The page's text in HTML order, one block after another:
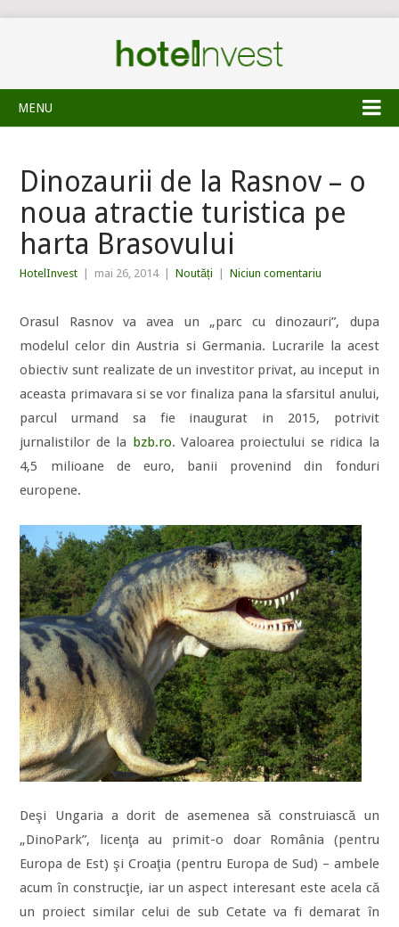
MENU
Dinozaurii de la Rasnov – o
noua atractie turistica pe
harta Brasovului
HotelInvest mai 26, 2014 Noutăți Niciun comentariu
Orasul Rasnov va avea un „parc cu dinozauri”, dupa
modelul celor din Austria si Germania. Lucrarile la acest
obiectiv sunt realizate de un investitor privat, au inceput in
aceasta primavara si se vor finaliza pana la sfarsitul anului,
parcul urmand sa fie inaugurat in 2015, potrivit
jurnalistilor de la bzb.ro. Valoarea proiectului se ridica la
4,5 milioane de euro, banii provenind din fonduri
europene.
Deşi Ungaria a dorit de asemenea să construiască un
„DinoPark”, licenţa au primit-o doar România (pentru
Europa de Est) şi Croaţia (pentru Europa de Sud) – ambele
acum în construcţie, iar un aspect interesant este acela că
un proiect similar celui de sub Cetate va fi demarat în